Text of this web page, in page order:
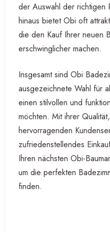
der Auswahl der
hinaus bietet Obi oft
die den Kauf Ihrer neuen
erschwinglicher machen.
Insgesamt sind Obi
ausgezeichnete Wahl für
einen stilvollen und
möchten. Mit ihrer
hervorragenden
zufriedenstellendes
Ihren nächsten Obi-
um die perfekten
finden.